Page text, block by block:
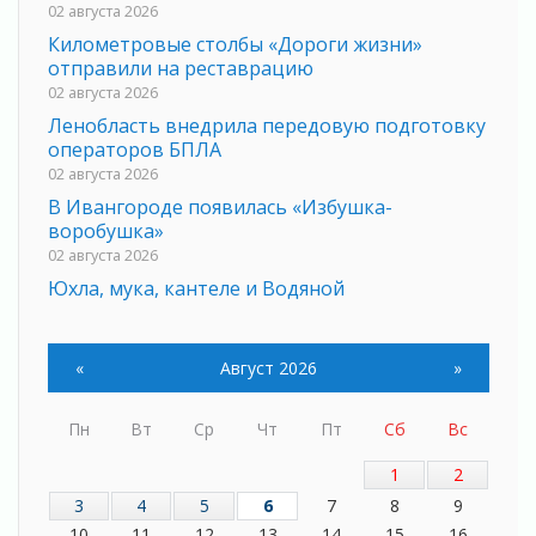
02 августа 2026
Километровые столбы «Дороги жизни»
отправили на реставрацию
02 августа 2026
Ленобласть внедрила передовую подготовку
операторов БПЛА
02 августа 2026
В Ивангороде появилась «Избушка-
воробушка»
02 августа 2026
Юхла, мука, кантеле и Водяной
Лето катится с горки
01 августа 2026
летию Билибина
01 августа 2026
« Август 2026 »
Пн Вт Ср Чт Пт Сб
Вс
1
2
3
4 5 6 7 8
9